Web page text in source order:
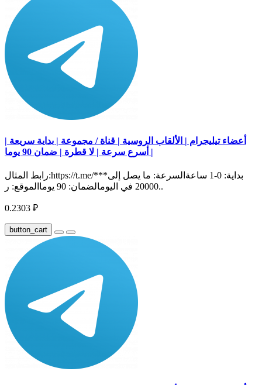
أعضاء تيليجرام | الألقاب الروسية | قناة / مجموعة | بداية سريعة |
أسرع سرعة | لا قطرة | ضمان 90 يوما |
رابط المثال:https://t.me/***بداية: 0-1 ساعةالسرعة: ما يصل إلى
20000 في اليومالضمان: 90 يوماالموقع: ر..
0.2303 ₽
button_cart